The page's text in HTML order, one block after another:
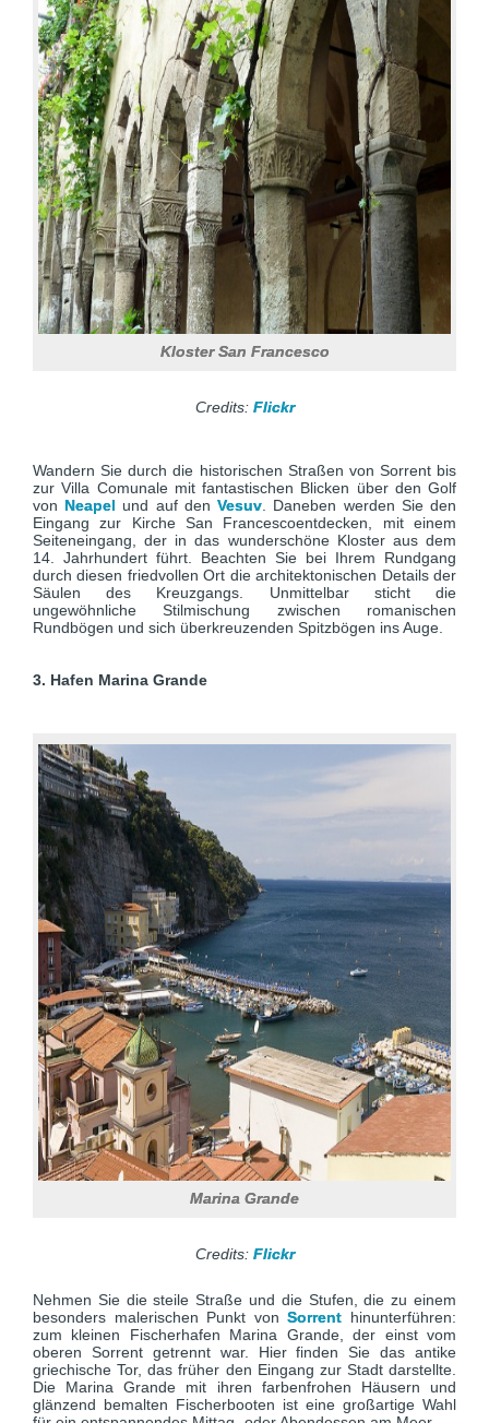
Kloster San Francesco
Credits: Flickr
Wandern Sie durch die historischen Straßen von Sorrent bis
zur Villa Comunale mit fantastischen Blicken über den Golf
vonNeapel und auf denVesuv . Daneben werden Sie den
Eingang zur Kirche San Francescoentdecken, mit einem
Seiteneingang, der in das wunderschöne Kloster aus dem
14. Jahrhundert führt. Beachten Sie bei Ihrem Rundgang
durch diesen friedvollen Ort die architektonischen Details der
Säulen des Kreuzgangs. Unmittelbar sticht die
ungewöhnliche Stilmischung zwischen romanischen
Rundbögen und sich überkreuzenden Spitzbögen ins Auge.
3. Hafen Marina Grande
Marina Grande
Credits: Flickr
Nehmen Sie die steile Straße und die Stufen, die zu einem
besonders malerischen Punkt vonSorrent hinunterführen:
zum kleinen Fischerhafen Marina Grande, der einst vom
oberen Sorrent getrennt war. Hier finden Sie das antike
griechische Tor, das früher den Eingang zur Stadt darstellte.
Die Marina Grande mit ihren farbenfrohen Häusern und
glänzend bemalten Fischerbooten ist eine großartige Wahl